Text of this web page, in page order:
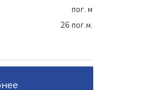
пог. м
26 пог.м.